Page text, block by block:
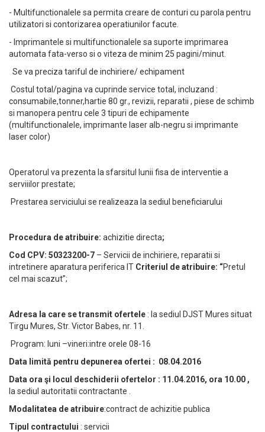
- Multifunctionalele sa permita creare de conturi cu parola pentru
utilizatori si contorizarea operatiunilor facute.
- Imprimantele si multifunctionalele sa suporte imprimarea
automata fata-verso si o viteza de minim 25 pagini/minut.
Se va preciza tariful de inchiriere/ echipament
Costul total/pagina va cuprinde service total, incluzand :
consumabile,tonner,hartie 80 gr., revizii, reparatii , piese de schimb
si manopera pentru cele 3 tipuri de echipamente
(multifunctionalele, imprimante laser alb-negru si imprimante
laser color)
Operatorul va prezenta la sfarsitul lunii fisa de interventie a
serviiilor prestate;
Prestarea serviciului se realizeaza la sediul beneficiarului
Procedura de atribuire: achizitie directa;
Cod CPV: 50323200-7 – Servicii de inchiriere, reparatii si
intretinere aparatura periferica IT Criteriul de atribuire: “Pretul
cel mai scazut”;
Adresa la care se transmit ofertele : la sediul DJST Mures situat
Tirgu Mures, Str. Victor Babes, nr. 11.
Program: luni –vineri:intre orele 08-16
Data limită pentru depunerea ofertei : 08.04.2016
Data ora şi locul deschiderii ofertelor : 11 .04.2016, ora 10.00 ,
la sediul autoritatii contractante .
Modalitatea de atribuire:contract de achizitie publica
Tipul contractului : servicii